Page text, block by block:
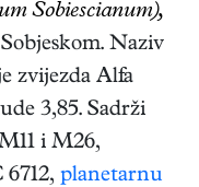
Sobiescianum),
Naziv
zvijezda Alfa
3,85. Sadrži
i M26,
planetarnu